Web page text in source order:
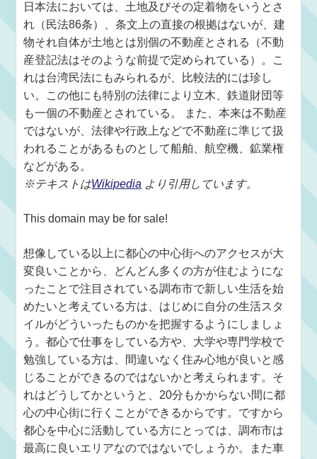
日本法においては、土地及びその定着物をいうとさ
れ（民法86条）、条文上の直接の根拠はないが、建
物それ自体が土地とは別個の不動産とされる（不動
産登記法はそのような前提で定められている）。こ
れは台湾民法にもみられるが、比較法的には珍し
い。この他にも特別の法律により立木、鉄道財団等
も一個の不動産とされている。 また、本来は不動産
ではないが、法律や行政上などで不動産に準じて扱
われることがあるものとして船舶、航空機、鉱業権
などがある。
※テキストはWikipedia より引用しています。
This domain may be for sale!
想像している以上に都心の中心街へのアクセスが大
変良いことから、どんどん多くの方が住むようにな
ったことで注目されている調布市で新しい生活を始
めたいと考えている方は、はじめに自分の生活スタ
イルがどういったものかを把握するようにしましょ
う。都心で仕事をしている方や、大学や専門学校で
勉強している方は、間違いなく住み心地が良いと感
じることができるのではないかと考えられます。そ
れはどうしてかというと、20分もかからない間に都
心の中心街に行くことができるからです。ですから
都心を中心に活動している方にとっては、調布市は
最高に良いエリアなのではないでしょうか。また車